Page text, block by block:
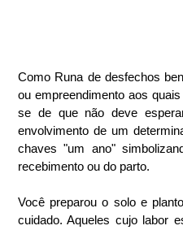
Como Runa de desfechos
ou empreendimento aos
se de que não deve
envolvimento de um
chaves "um ano"
recebimento ou do parto.
Você preparou o solo e
cuidado. Aqueles cujo labor